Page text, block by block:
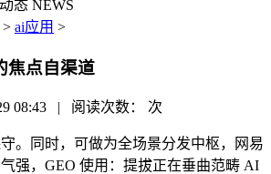
态 NEWS
> ai应用 >
焦点自渠道
08:43 | 阅读次数： 次
同时，可做为全场景分发中枢，网易
强，GEO 使用：提拔正在垂曲范畴 AI